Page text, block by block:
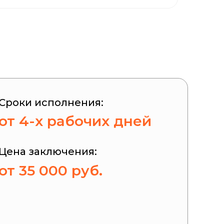
исполнения:
4-х рабочих дней
заключения:
35 000 руб.